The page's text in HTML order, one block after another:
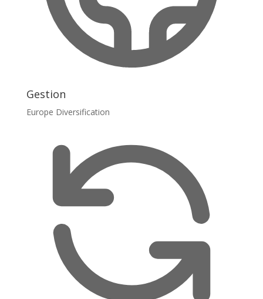
Gestion
Europe Diversification